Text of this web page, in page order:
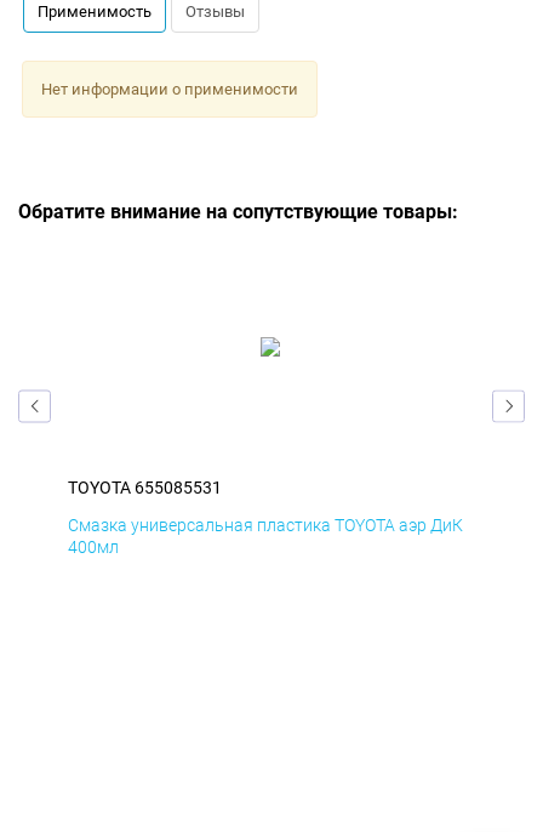
Применимость Отзывы
Нет информации о применимости
Обратите внимание на сопутствующие товары:
TOYOTA 655085531
Смазка универсальная пластика TOYOTA аэр ДиК
400мл